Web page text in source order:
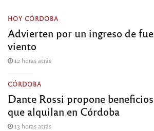
HOY CÓRDOBA
Advierten por un ingreso de
viento
12 horas atrás
CÓRDOBA
Dante Rossi propone
que alquilan en Córdoba
13 horas atrás